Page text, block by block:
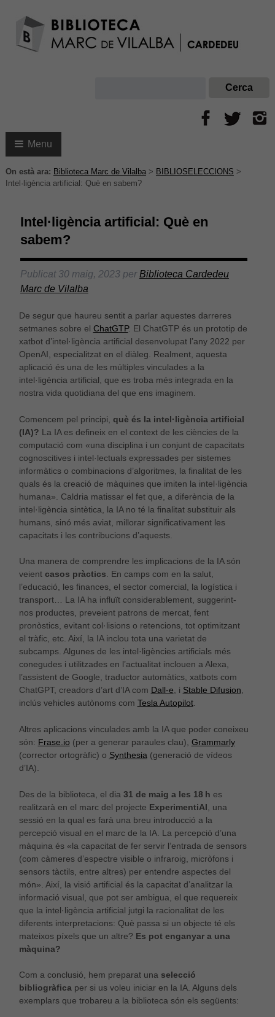
Menu
On està ara: Biblioteca Marc de Vilalba> BIBLIOSELECCIONS >
Intel·ligència artificial: Què en sabem?
Intel·ligència artificial: Què en
sabem?
Publicat 30 maig, 2023perBiblioteca Cardedeu
Marc de Vilalba
De segur que haureu sentit a parlar aquestes darreres
setmanes sobre el ChatGTP. El ChatGTP és un prototip de
xatbot d’intel·ligència artificial desenvolupat l’any 2022 per
OpenAI, especialitzat en el diàleg. Realment, aquesta
aplicació és una de les múltiples vinculades a la
intel·ligència artificial, que es troba més integrada en la
nostra vida quotidiana del que ens imaginem.
Comencem pel principi, què és la intel·ligència artificial
(IA)? La IA es defineix en el context de les ciències de la
computació com «una disciplina i un conjunt de capacitats
cognoscitives i intel·lectuals expressades per sistemes
informàtics o combinacions d’algoritmes, la finalitat de les
quals és la creació de màquines que imiten la intel·ligència
humana». Caldria matissar el fet que, a diferència de la
intel·ligència sintètica, la IA no té la finalitat substituir als
humans, sinó més aviat, millorar significativament les
capacitats i les contribucions d’aquests.
Una manera de comprendre les implicacions de la IA són
veient casos pràctics. En camps com en la salut,
l’educació, les finances, el sector comercial, la logística i
transport… La IA ha influït considerablement, suggerint-
nos productes, preveient patrons de mercat, fent
pronòstics, evitant col·lisions o retencions, tot optimitzant
el tràfic, etc. Així, la IA inclou tota una varietat de
subcamps. Algunes de les intel·ligències artificials més
conegudes i utilitzades en l’actualitat inclouen a Alexa,
l’assistent de Google, traductor automàtics, xatbots com
ChatGPT, creadors d’art d’IA com Dall-e, i Stable Difusion,
inclús vehicles autònoms com Tesla Autopilot.
Altres aplicacions vinculades amb la IA que poder coneixeu
són: Frase.io (per a generar paraules clau), Grammarly
(corrector ortogràfic) o Synthesia (generació de vídeos
d’IA).
Des de la biblioteca, el dia 31 de maig a les 18 h es
realitzarà en el marc del projecte ExperimentiAI , una
sessió en la qual es farà una breu introducció a la
percepció visual en el marc de la IA. La percepció d’una
màquina és «la capacitat de fer servir l’entrada de sensors
(com càmeres d’espectre visible o infraroig, micròfons i
sensors tàctils, entre altres) per entendre aspectes del
món». Així, la visió artificial és la capacitat d’analitzar la
informació visual, que pot ser ambigua, el que requereix
que la intel·ligència artificial jutgi la racionalitat de les
diferents interpretacions: Què passa si un objecte té els
mateixos píxels que un altre? Es pot enganyar a una
màquina?
Com a conclusió, hem preparat una selecció
bibliogràfica per si us voleu iniciar en la IA. Alguns dels
exemplars que trobareu a la biblioteca són els següents: